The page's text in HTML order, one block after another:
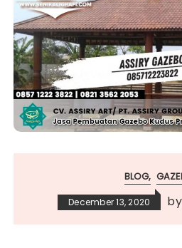
BLOG
December 13, 2020 by